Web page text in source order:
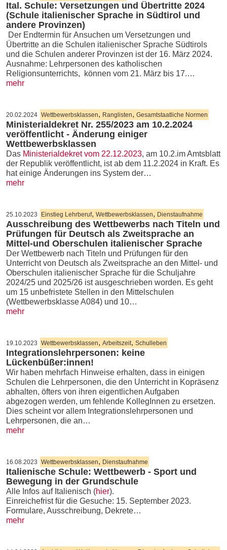
Ital. Schule: Versetzungen und Übertritte 2024
(Schule italienischer Sprache in Südtirol und
andere Provinzen)
Der Endtermin für Ansuchen um Versetzungen und
Übertritte an die Schulen italienischer Sprache Südtirols
und die Schulen anderer Provinzen ist der 16. März 2024.
Ausnahme: Lehrpersonen des katholischen
Religionsunterrichts, können vom 21. März bis 17.…
mehr
20.02.2024 Wettbewerbsklassen, Ranglisten, Gesamtstaatliche Normen
Ministerialdekret Nr. 255/2023 am 10.2.2024
veröffentlicht - Änderung einiger
Wettbewerbsklassen
Das Ministerialdekret vom 22.12.2023, am 10.2.im Amtsblatt
der Republik veröffentlicht, ist ab dem 11.2.2024 in Kraft. Es
hat einige Änderungen ins System der…
mehr
25.10.2023 Einstieg Lehrberuf, Wettbewerbsklassen, Dienstaufnahme
Ausschreibung des Wettbewerbs nach Titeln und
Prüfungen für Deutsch als Zweitsprache an
Mittel-und Oberschulen italienischer Sprache
Der Wettbewerb nach Titeln und Prüfungen für den
Unterricht von Deutsch als Zweitsprache an den Mittel- und
Oberschulen italienischer Sprache für die Schuljahre
2024/25 und 2025/26 ist ausgeschrieben worden. Es geht
um 15 unbefristete Stellen in den Mittelschulen
(Wettbewerbsklasse A084) und 10…
mehr
19.10.2023 Wettbewerbsklassen, Arbeitszeit, Schulleben
Integrationslehrpersonen: keine
Lückenbüßer:innen!
Wir haben mehrfach Hinweise erhalten, dass in einigen
Schulen die Lehrpersonen, die den Unterricht in Kopräsenz
abhalten, öfters von ihren eigentlichen Aufgaben
abgezogen werden, um fehlende KollegInnen zu ersetzen.
Dies scheint vor allem Integrationslehrpersonen und
Lehrpersonen, die an…
mehr
16.08.2023 Wettbewerbsklassen, Dienstaufnahme
Italienische Schule: Wettbewerb - Sport und
Bewegung in der Grundschule
Alle Infos auf Italienisch (hier).
Einreichefrist für die Gesuche: 15. September 2023.
Formulare, Ausschreibung, Dekrete…
mehr